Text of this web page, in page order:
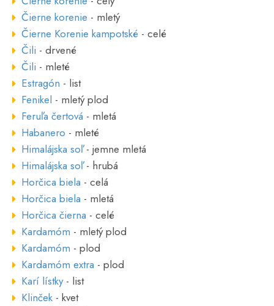
Čierne korenie - mletý
Čierne Korenie kampotské - celé
Čili - drvené
Čili - mleté
Estragón - list
Fenikel - mletý plod
Feruľa čertová - mletá
Habanero - mleté
Himalájska soľ- jemne mletá
Himalájska soľ- hrubá
Horčica biela - celá
Horčica biela - mletá
Horčica čierna - celé
Kardamóm - mletý plod
Kardamóm - plod
Kardamóm extra - plod
Karí lístky- list
Klinček - kvet